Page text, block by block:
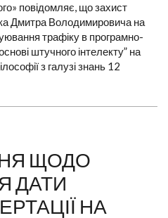
повідомляє, що захист
Дмитра Володимировича на
трафіку в програмно-
штучного інтелекту” на
з галузі знань 12
ЩОДО
ДАТИ
НА